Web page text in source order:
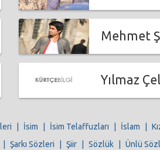
Mehmet
Yılmaz
İsim İsim Telaffuzları İslam
Şarkı Sözleri Şiir Sözlük Ünlü